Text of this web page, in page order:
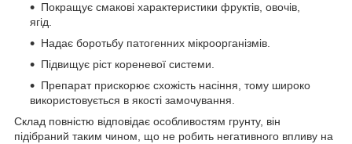
Покращує смакові характеристики фруктів, овочів,
ягід.
Надає боротьбу патогенних мікроорганізмів.
Підвищує ріст кореневої системи.
Препарат прискорює схожість насіння, тому широко
використовується в якості замочування.
Склад повністю відповідає особливостям грунту, він
підібраний таким чином, що не робить негативного впливу на